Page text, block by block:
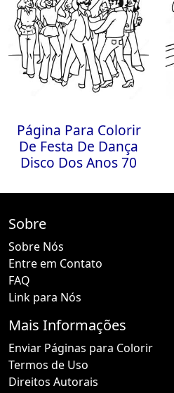
Página Para Colorir
De Festa De Dança
Disco Dos Anos 70
Sobre
Sobre Nós
Entre em Contato
FAQ
Link para Nós
Mais Informações
Enviar Páginas para Colorir
Termos de Uso
Direitos Autorais